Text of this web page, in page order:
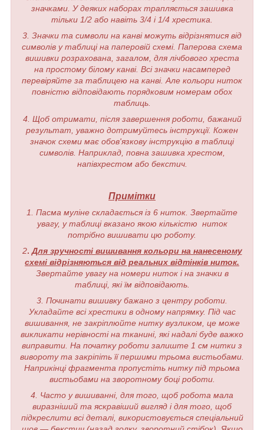
значками. У деяких наборах трапляється зашивка
тільки 1/2 або навіть 3/4 і 1/4 хрестика.
3. Значки та символи на канві можуть відрізнятися від
символів у таблиці на паперовій схемі. Паперова схема
вишивки розрахована, загалом, для лічбового хреста
на простому білому канві. Всі значки насамперед
перевіряйте за таблицею на канві. Але кольори ниток
повністю відповідають порядковим номерам обох
таблиць.
4. Щоб отримати, після завершення роботи, бажаний
результат, уважно дотримуйтесь інструкції. Кожен
значок схеми має обов'язкову інструкцію в таблиці
символів. Наприклад, повна зашивка хрестом,
напівхрестом або бекстич.
Примітки
1. Пасма муліне складається із 6 ниток. Звертайте
увагу, у таблиці вказано якою кількістю ниток
потрібно вишивати цю роботу.
2. Для зручності вишивання кольори на нанесеному
схемі відрізняються від реальних відтінків ниток.
Звертайте увагу на номери ниток і на значки в
таблиці, які їм відповідають.
3. Починати вишивку бажано з центру роботи.
Укладайте всі хрестики в одному напрямку. Під час
вишивання, не закріплюйте нитку вузликом, це може
викликати нерівності на тканині, які надалі буде важко
виправити. На початку роботи залиште 1 см нитки з
вивороту та закріпіть її першими трьома вистьобами.
Наприкінці фрагмента пропустіть нитку під трьома
вистьобами на зворотному боці роботи.
4. Часто у вишиванні, для того, щоб робота мала
виразніший та яскравіший вигляд і для того, щоб
підкреслити всі деталі, використовується спеціальний